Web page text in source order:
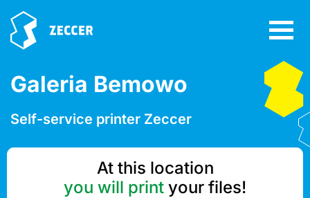
Galeria Bemowo
Self-service printer Zeccer
At this location
you will print your files!